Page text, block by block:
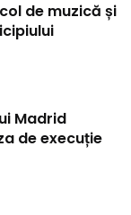
de muzică și
Madrid
de execuție